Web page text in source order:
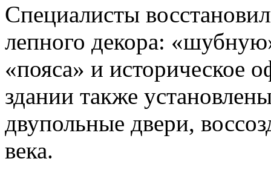
Специалисты
лепного декора:
«пояса» и историческое
здании также
двупольные двери,
века.